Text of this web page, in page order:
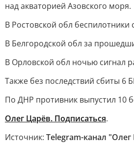
над акваторией Азовского моря.
В Ростовской обл
В Белгородской обл за
В Орловской обл ночью сигнал
Также без последствий сбиты 6
По ДНР противник выпустил 10
Олег Царёв. Подписаться.
Источник: Telegram-канал